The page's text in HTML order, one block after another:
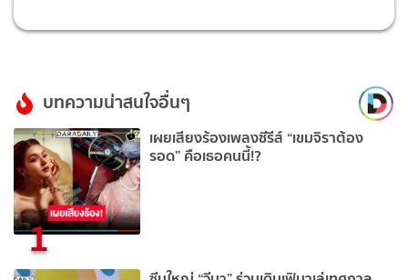
บทความน่าสนใจอื่นๆ
1
เผยเสียงร้องเพลงซีรีส์ “เขมจิราต้อง
รอด” คือเธอคนนี้!?